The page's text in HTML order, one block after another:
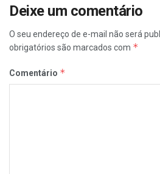
Deixe um comentário
O seu endereço de e-mail não será
obrigatórios são marcados com *
Comentário *